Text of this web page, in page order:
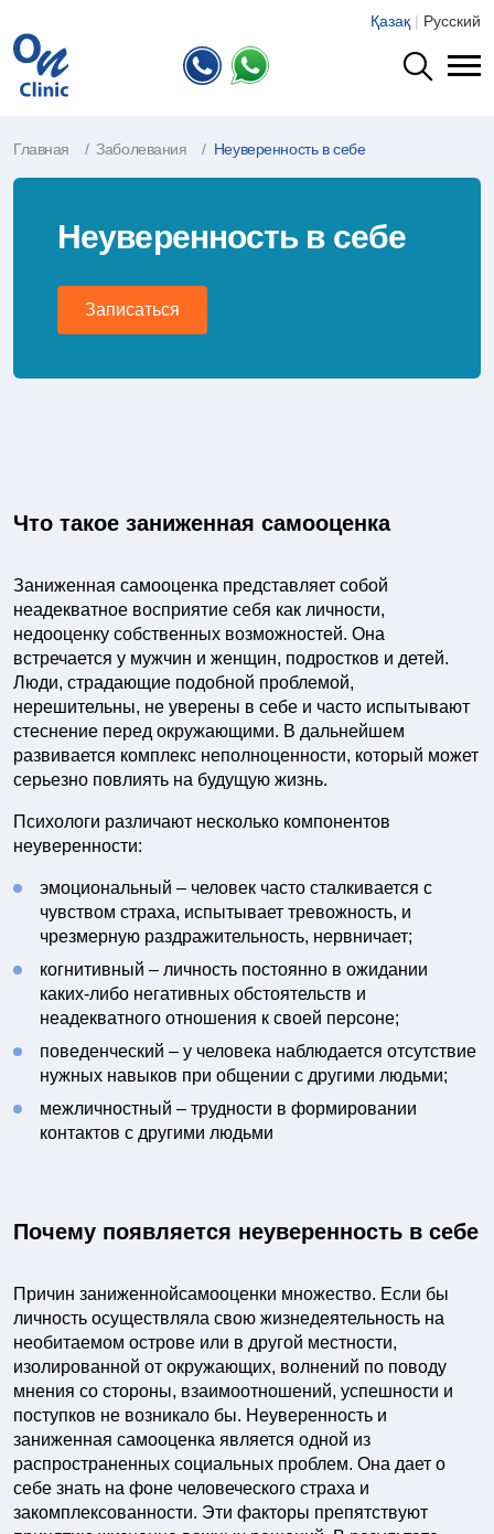
Қазақ | Русский
Главная Заболевания Неуверенность в себе
Неуверенность в себе
Записаться
Что такое заниженная самооценка
Заниженная самооценка представляет собой
неадекватное восприятие себя как личности,
недооценку собственных возможностей. Она
встречается у мужчин и женщин, подростков и детей.
Люди, страдающие подобной проблемой,
нерешительны, не уверены в себе и часто испытывают
стеснение перед окружающими. В дальнейшем
развивается комплекс неполноценности, который может
серьезно повлиять на будущую жизнь.
Психологи различают несколько компонентов
неуверенности:
эмоциональный – человек часто сталкивается с
чувством страха, испытывает тревожность, и
чрезмерную раздражительность, нервничает;
когнитивный – личность постоянно в ожидании
каких-либо негативных обстоятельств и
неадекватного отношения к своей персоне;
поведенческий – у человека наблюдается отсутствие
нужных навыков при общении с другими людьми;
межличностный – трудности в формировании
контактов с другими людьми
Почему появляется неуверенность в себе
Причин заниженнойсамооценки множество. Если бы
личность осуществляла свою жизнедеятельность на
необитаемом острове или в другой местности,
изолированной от окружающих, волнений по поводу
мнения со стороны, взаимоотношений, успешности и
поступков не возникало бы. Неуверенность и
заниженная самооценка является одной из
распространенных социальных проблем. Она дает о
себе знать на фоне человеческого страха и
закомплексованности. Эти факторы препятствуют